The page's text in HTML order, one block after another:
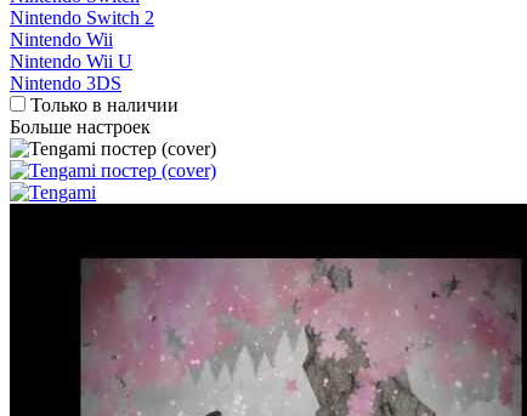
Nintendo Switch 2
Nintendo Wii
Nintendo Wii U
Nintendo 3DS
Только в наличии
Больше настроек